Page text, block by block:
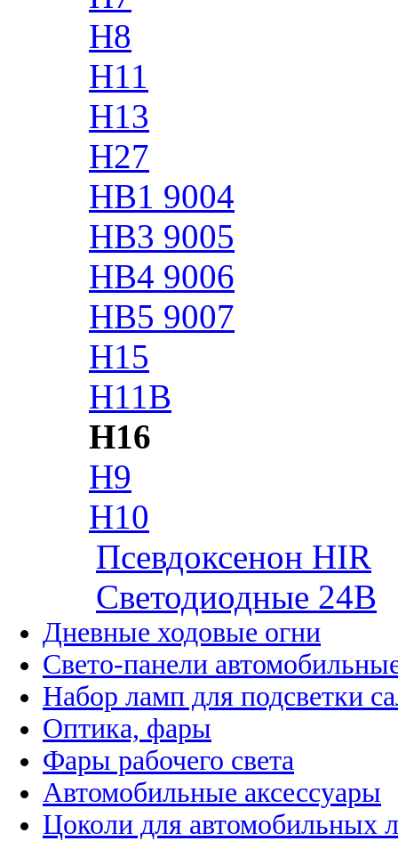
H8
H11
H13
H27
HB1 9004
HB3 9005
HB4 9006
HB5 9007
H15
H11B
H16
H9
H10
Псевдоксенон HIR
Cветодиодные 24B
Дневные ходовые огни
Свето-панели
Набор ламп для подсветки
Оптика, фары
Фары рабочего света
Автомобильные аксессуары
Цоколи для автомобильных